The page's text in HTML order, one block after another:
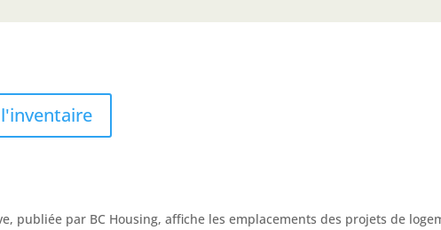
publiée par BC Housing, affiche les emplacements des projets de